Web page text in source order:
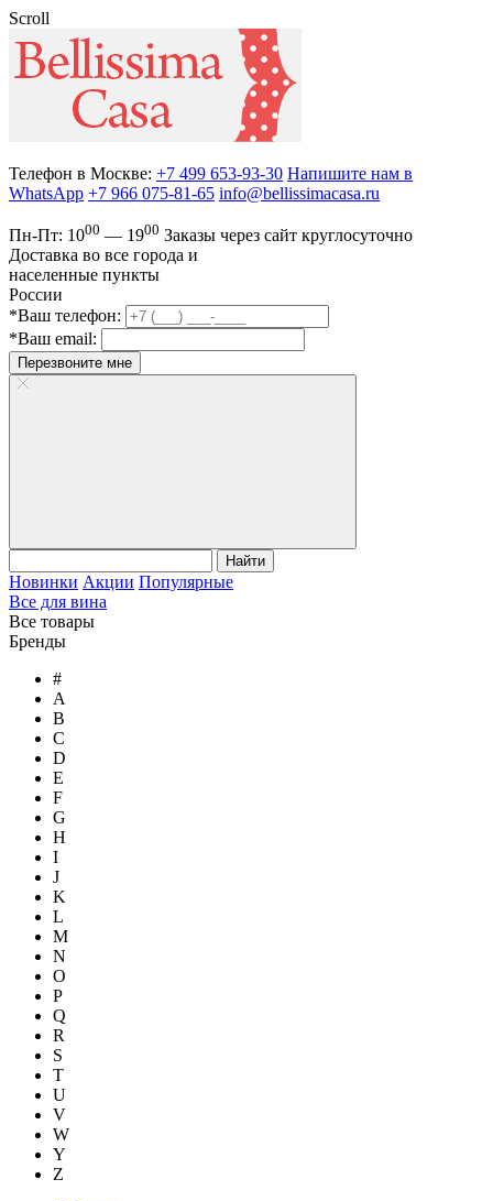
Scroll
Телефон в Москве: +7 499 653-93-30 Напишите нам в
WhatsApp +7 966 075-81-65 info@bellissimacasa.ru
Пн-Пт: 1000 — 1900 Заказы через сайт круглосуточно
Доставка во все города и
населенные пункты
России
*Ваш телефон:
*Ваш email:
Перезвоните мне
Найти
Новинки Акции Популярные
Все для вина
Все товары
Бренды
#
A
B
C
D
E
F
G
H
I
J
K
L
M
N
O
P
Q
R
S
T
U
V
W
Y
Z